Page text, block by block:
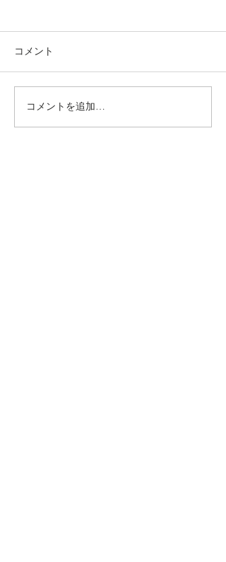
動かないところに、中心
がある。——ロジャース
コメント
コメントを追加…